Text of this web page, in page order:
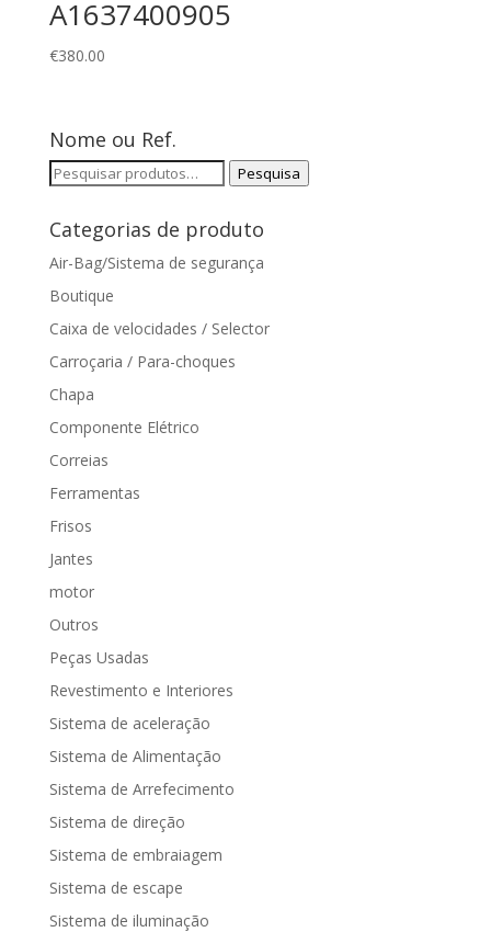
A1637400905
€380.00
Nome ou Ref.
Pesquisar
Pesquisa
Categorias de produto
Air-Bag/Sistema de segurança
Boutique
Caixa de velocidades / Selector
Carroçaria / Para-choques
Chapa
Componente Elétrico
Correias
Ferramentas
Frisos
Jantes
motor
Outros
Peças Usadas
Revestimento e Interiores
Sistema de aceleração
Sistema de Alimentação
Sistema de Arrefecimento
Sistema de direção
Sistema de embraiagem
Sistema de escape
Sistema de iluminação